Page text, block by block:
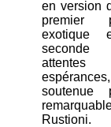
en version
premier
exotique
attentes
Rustioni.